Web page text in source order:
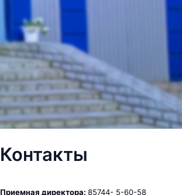
Контакты
Приемная директора: 85744- 5-60-58